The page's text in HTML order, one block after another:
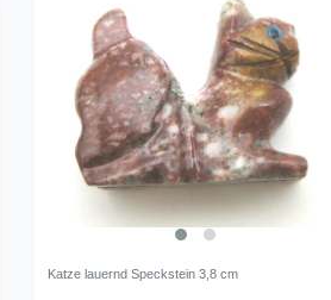
Katze lauernd Speckstein 3,8 cm